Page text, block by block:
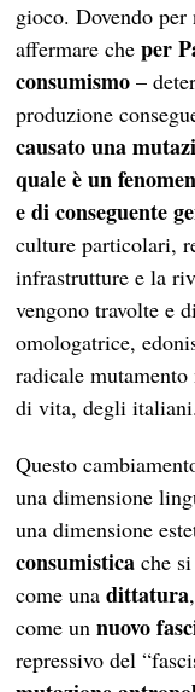
gioco. Dovendo per
affermare cheper
consumismo –
produzione
causato una
quale è un
e di conseguente
culture particolari,
infrastrutture e la
vengono travolte e
omologatrice,
radicale
di vita, degli italiani.
Questo
una dimensione
una dimensione
consumistica che
come unadittatura
come unnuovo
repressivo del